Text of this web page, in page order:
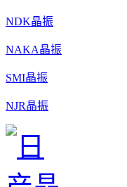
NDK晶振
NAKA晶振
SMI晶振
NJR晶振